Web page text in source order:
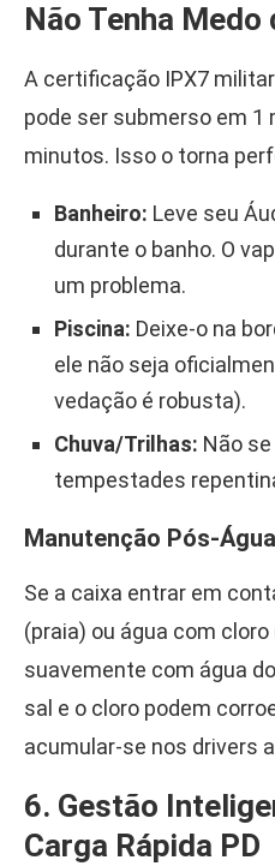
Não Tenha Medo
A certificação IPX7
pode ser submerso em 1
minutos. Isso o torna
Banheiro: Leve seu
durante o banho. O
um problema.
Piscina: Deixe-o na
ele não seja
vedação é robusta).
Chuva/Trilhas: Não
tempestades
Manutenção Pós-
Se a caixa entrar em
(praia) ou água com
suavemente com água
sal e o cloro podem
acumular-se nos drivers
6. Gestão
Carga Rápida PD